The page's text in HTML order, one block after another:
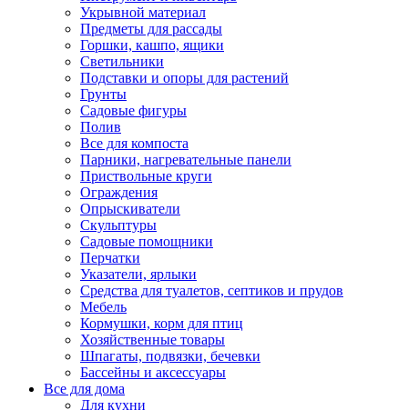
Укрывной материал
Предметы для рассады
Горшки, кашпо, ящики
Светильники
Подставки и опоры для растений
Грунты
Садовые фигуры
Полив
Все для компоста
Парники, нагревательные панели
Приствольные круги
Ограждения
Опрыскиватели
Скульптуры
Садовые помощники
Перчатки
Указатели, ярлыки
Средства для туалетов, септиков и прудов
Мебель
Кормушки, корм для птиц
Хозяйственные товары
Шпагаты, подвязки, бечевки
Бассейны и аксессуары
Все для дома
Для кухни